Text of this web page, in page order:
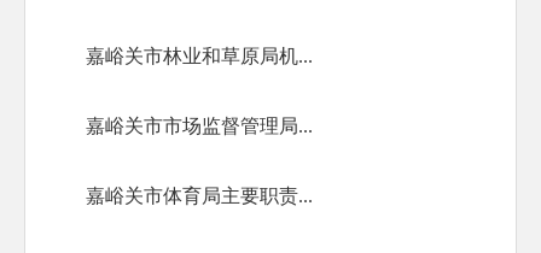
嘉峪关市林业和草原局机...
嘉峪关市市场监督管理局...
嘉峪关市体育局主要职责...